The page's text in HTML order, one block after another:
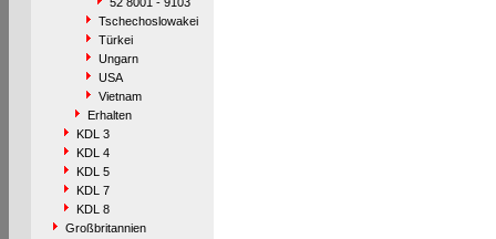
Tschechoslowakei
Türkei
Ungarn
USA
Vietnam
Erhalten
KDL 3
KDL 4
KDL 5
KDL 7
KDL 8
Großbritannien